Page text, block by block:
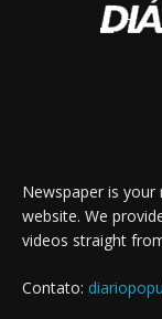
Newspaper is
website. We
videos straight
Contato: